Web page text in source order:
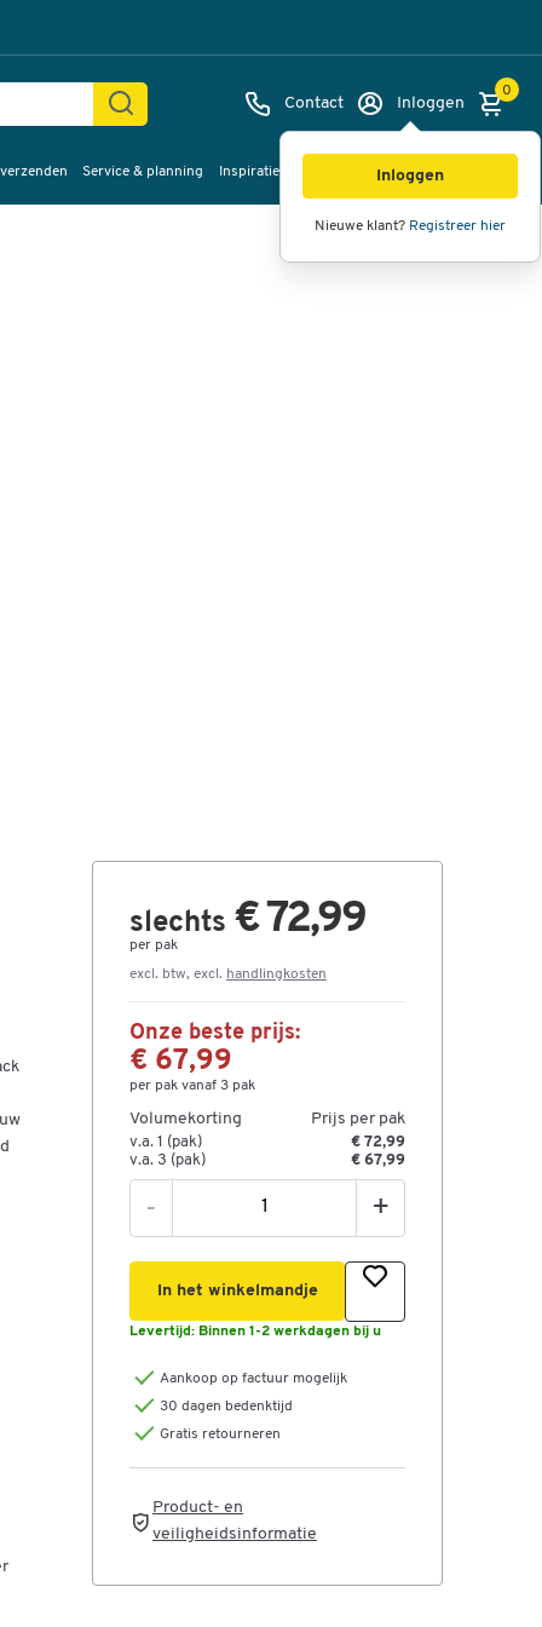
Contact Inloggen
Inloggen
Nieuwe klant? Registreer hier
0
Service & planning Inspiratie
slechts € 72,99
per pak
excl. btw, excl. handlingkosten
Onze beste prijs:
€ 67,99
per pak vanaf 3 pak
Volumekorting Prijs per pak
v.a. 1 (pak)
€ 72,99
v.a. 3 (pak)
€ 67,99
- +
In het winkelmandje
Levertijd: Binnen 1-2 werkdagen bij u
Aankoop op factuur mogelijk
30 dagen bedenktijd
Gratis retourneren
Product- en
veiligheidsinformatie
Afbeeldingen Video's
360°
weergave